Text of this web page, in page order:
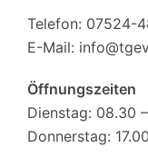
Telefon: 07524-
E-Mail:
Öffnungszeiten
Dienstag: 08.30
Donnerstag: